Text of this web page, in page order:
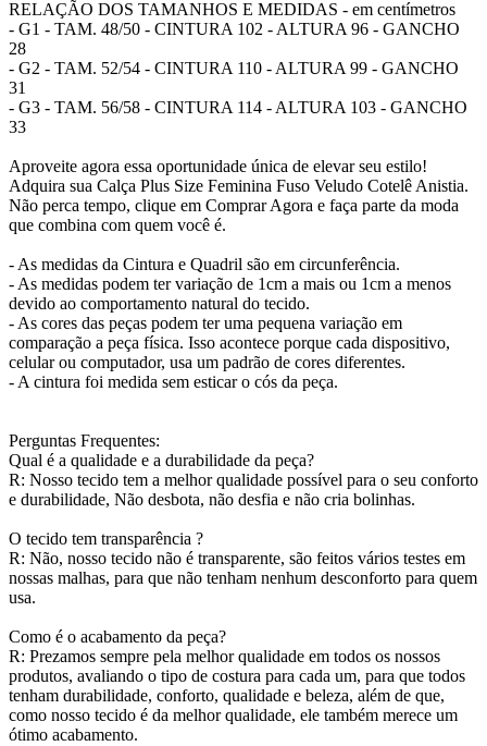
RELAÇÃO DOS TAMANHOS E MEDIDAS - em centímetros
- G1 - TAM. 48/50 - CINTURA 102 - ALTURA 96 - GANCHO
28
- G2 - TAM. 52/54 - CINTURA 110 - ALTURA 99 - GANCHO
31
- G3 - TAM. 56/58 - CINTURA 114 - ALTURA 103 - GANCHO
33
Aproveite agora essa oportunidade única de elevar seu estilo!
Adquira sua Calça Plus Size Feminina Fuso Veludo Cotelê Anistia.
Não perca tempo, clique em Comprar Agora e faça parte da moda
que combina com quem você é.
- As medidas da Cintura e Quadril são em circunferência.
- As medidas podem ter variação de 1cm a mais ou 1cm a menos
devido ao comportamento natural do tecido.
- As cores das peças podem ter uma pequena variação em
comparação a peça física. Isso acontece porque cada dispositivo,
celular ou computador, usa um padrão de cores diferentes.
- A cintura foi medida sem esticar o cós da peça.
Perguntas Frequentes:
Qual é a qualidade e a durabilidade da peça?
R: Nosso tecido tem a melhor qualidade possível para o seu conforto
e durabilidade, Não desbota, não desfia e não cria bolinhas.
O tecido tem transparência ?
R: Não, nosso tecido não é transparente, são feitos vários testes em
nossas malhas, para que não tenham nenhum desconforto para quem
usa.
Como é o acabamento da peça?
R: Prezamos sempre pela melhor qualidade em todos os nossos
produtos, avaliando o tipo de costura para cada um, para que todos
tenham durabilidade, conforto, qualidade e beleza, além de que,
como nosso tecido é da melhor qualidade, ele também merece um
ótimo acabamento.